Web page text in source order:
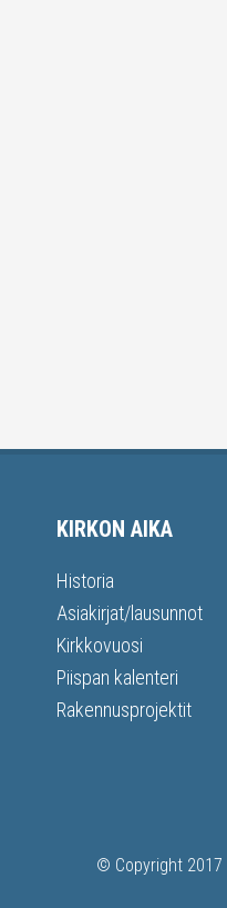
KIRKON AIKA
Historia
Asiakirjat/lausunnot
Kirkkovuosi
Piispan kalenteri
Rakennusprojektit
© Copyright 2017